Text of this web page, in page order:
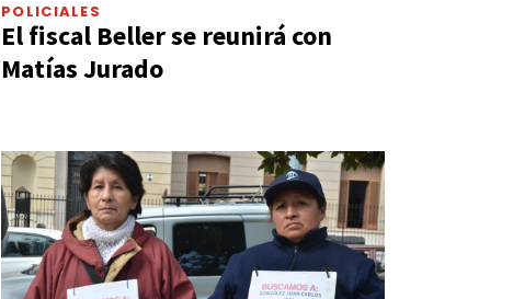
POLICIALES
El fiscal Beller se reunirá con
Matías Jurado